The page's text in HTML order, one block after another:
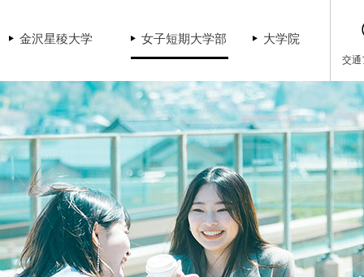
金沢星稜大学 女子短期大学部 大学院
交通